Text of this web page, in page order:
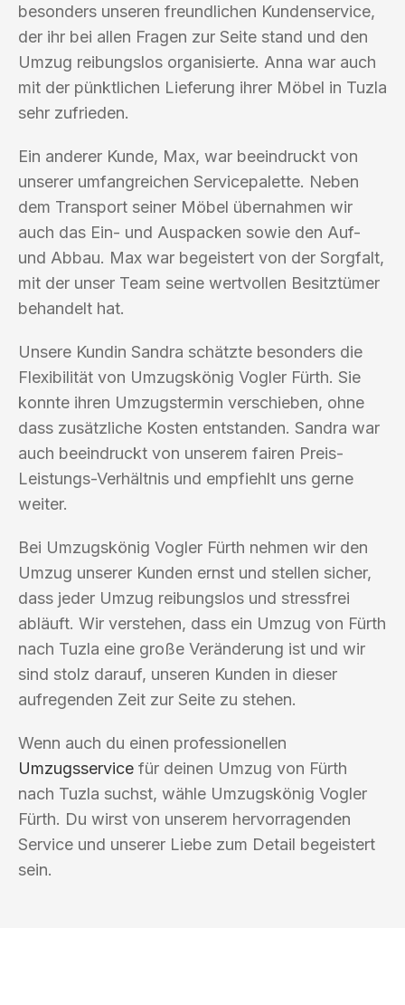
besonders unseren freundlichen Kundenservice,
der ihr bei allen Fragen zur Seite stand und den
Umzug reibungslos organisierte. Anna war auch
mit der pünktlichen Lieferung ihrer Möbel in Tuzla
sehr zufrieden.
Ein anderer Kunde, Max, war beeindruckt von
unserer umfangreichen Servicepalette. Neben
dem Transport seiner Möbel übernahmen wir
auch das Ein- und Auspacken sowie den Auf-
und Abbau. Max war begeistert von der Sorgfalt,
mit der unser Team seine wertvollen Besitztümer
behandelt hat.
Unsere Kundin Sandra schätzte besonders die
Flexibilität von Umzugskönig Vogler Fürth. Sie
konnte ihren Umzugstermin verschieben, ohne
dass zusätzliche Kosten entstanden. Sandra war
auch beeindruckt von unserem fairen Preis-
Leistungs-Verhältnis und empfiehlt uns gerne
weiter.
Bei Umzugskönig Vogler Fürth nehmen wir den
Umzug unserer Kunden ernst und stellen sicher,
dass jeder Umzug reibungslos und stressfrei
abläuft. Wir verstehen, dass ein Umzug von Fürth
nach Tuzla eine große Veränderung ist und wir
sind stolz darauf, unseren Kunden in dieser
aufregenden Zeit zur Seite zu stehen.
Wenn auch du einen professionellen
Umzugsservice für deinen Umzug von Fürth
nach Tuzla suchst, wähle Umzugskönig Vogler
Fürth. Du wirst von unserem hervorragenden
Service und unserer Liebe zum Detail begeistert
sein.